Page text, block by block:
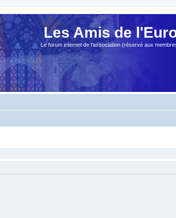
Les Amis de
Le forum internet de l'association (réservé aux